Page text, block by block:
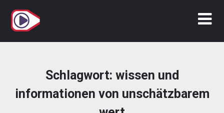
Inhalt
springen
Schlagwort: wissen und
informationen von unschätzbarem